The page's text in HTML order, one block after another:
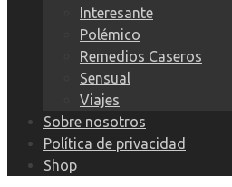
Interesante
Polémico
Remedios Caseros
Sensual
Viajes
Sobre nosotros
Política de privacidad
Shop